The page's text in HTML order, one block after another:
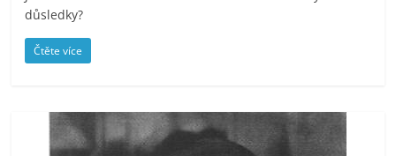
důsledky?
Čtěte více